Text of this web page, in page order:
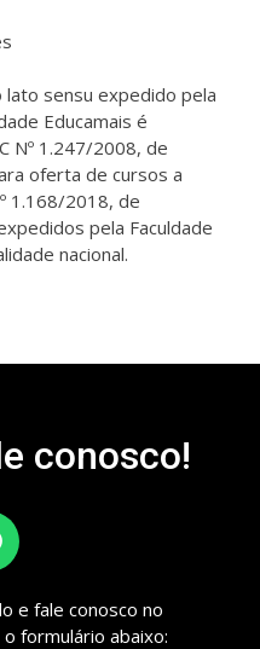
sensu expedido pela
Educamais é
Nº 1.247/2008, de
oferta de cursos a
1.168/2018, de
pela Faculdade
nacional.
conosco!
e fale conosco no
formulário abaixo: